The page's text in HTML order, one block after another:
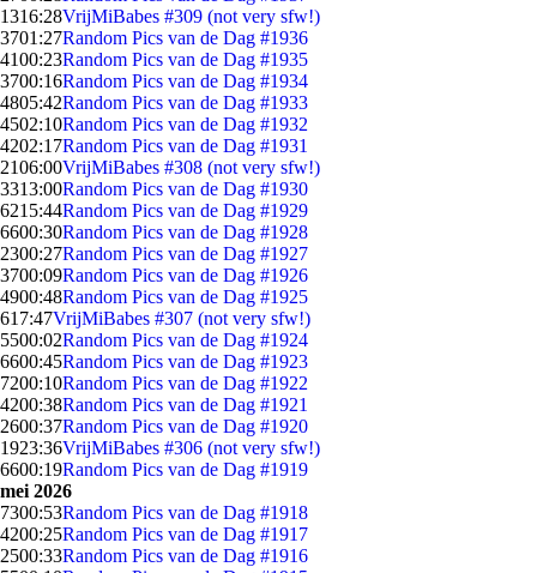
1316:28VrijMiBabes #309 (not very sfw!)
3701:27Random Pics van de Dag #1936
4100:23Random Pics van de Dag #1935
3700:16Random Pics van de Dag #1934
4805:42Random Pics van de Dag #1933
4502:10Random Pics van de Dag #1932
4202:17Random Pics van de Dag #1931
2106:00VrijMiBabes #308 (not very sfw!)
3313:00Random Pics van de Dag #1930
6215:44Random Pics van de Dag #1929
6600:30Random Pics van de Dag #1928
2300:27Random Pics van de Dag #1927
3700:09Random Pics van de Dag #1926
4900:48Random Pics van de Dag #1925
617:47VrijMiBabes #307 (not very sfw!)
5500:02Random Pics van de Dag #1924
6600:45Random Pics van de Dag #1923
7200:10Random Pics van de Dag #1922
4200:38Random Pics van de Dag #1921
2600:37Random Pics van de Dag #1920
1923:36VrijMiBabes #306 (not very sfw!)
6600:19Random Pics van de Dag #1919
mei 2026
7300:53Random Pics van de Dag #1918
4200:25Random Pics van de Dag #1917
2500:33Random Pics van de Dag #1916